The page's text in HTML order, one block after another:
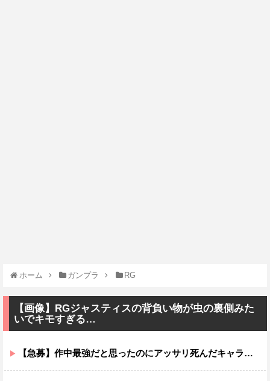
ホーム ガンプラ RG
【画像】RGジャスティスの背負い物が虫の裏側みた
いでキモすぎる…
【急募】作中最強だと思ったのにアッサリ死んだキャラ←誰そうぞうした？